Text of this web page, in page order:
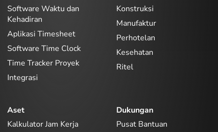
Software Waktu dan
Kehadiran
Aplikasi Timesheet
Software Time Clock
Time Tracker Proyek
Integrasi
Konstruksi
Manufaktur
Perhotelan
Kesehatan
Ritel
Aset
Kalkulator Jam Kerja
Dukungan
Pusat Bantuan